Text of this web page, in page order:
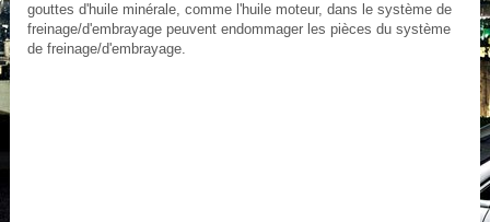
gouttes d'huile minérale, comme l'huile moteur, dans le système de
freinage/d'embrayage peuvent endommager les pièces du système
de freinage/d'embrayage.